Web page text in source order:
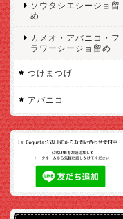
ソウタシエシージョ留
め
カメオ・アバニコ・フ
ラワーシージョ留め
つけまつげ
アバニコ